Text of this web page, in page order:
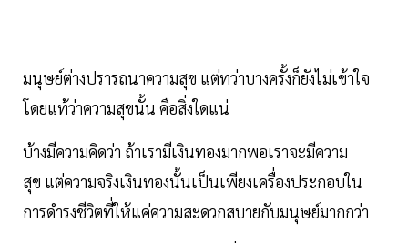
มนุษย์ต่างปรารถนาความสุข แต่ทว่าบางครั้งก็ยังไม่เข้าใจ
โดยแท้ว่าความสุขนั้น คือสิ่งใดแน่
บ้างมีความคิดว่า ถ้าเรามีเงินทองมากพอเราจะมีความ
สุข แต่ความจริงเงินทองนั้นเป็นเพียงเครื่องประกอบใน
การดำรงชีวิตที่ให้แค่ความสะดวกสบายกับมนุษย์มากกว่า